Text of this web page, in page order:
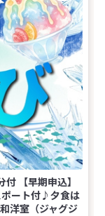
【早期申込】
ート付♪夕食は
洋室（ジャグジ